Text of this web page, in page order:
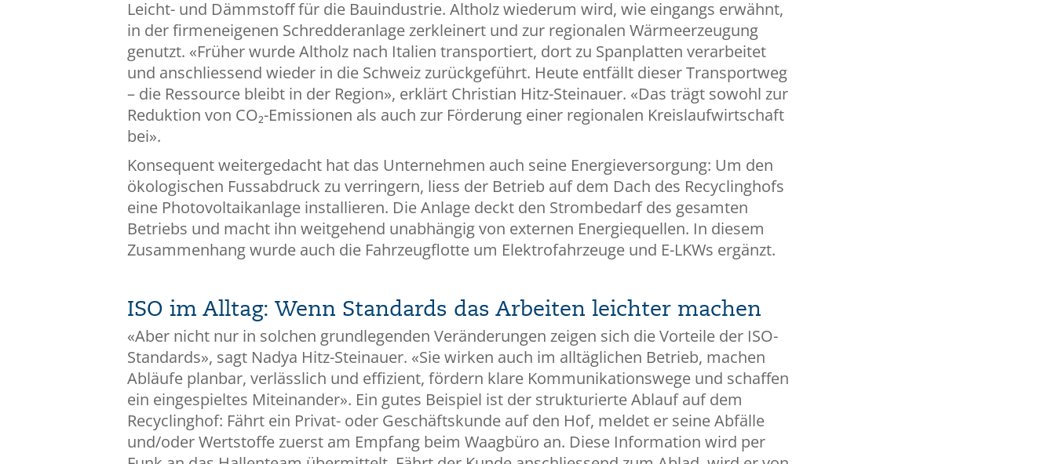
Leicht- und Dämmstoff für die Bauindustrie. Altholz wiederum wird, wie eingangs erwähnt,
in der firmeneigenen Schredderanlage zerkleinert und zur regionalen Wärmeerzeugung
genutzt. «Früher wurde Altholz nach Italien transportiert, dort zu Spanplatten verarbeitet
und anschliessend wieder in die Schweiz zurückgeführt. Heute entfällt dieser Transportweg
– die Ressource bleibt in der Region», erklärt Christian Hitz-Steinauer. «Das trägt sowohl zur
Reduktion von CO₂-Emissionen als auch zur Förderung einer regionalen Kreislaufwirtschaft
bei».
Konsequent weitergedacht hat das Unternehmen auch seine Energieversorgung: Um den
ökologischen Fussabdruck zu verringern, liess der Betrieb auf dem Dach des Recyclinghofs
eine Photovoltaikanlage installieren. Die Anlage deckt den Strombedarf des gesamten
Betriebs und macht ihn weitgehend unabhängig von externen Energiequellen. In diesem
Zusammenhang wurde auch die Fahrzeugflotte um Elektrofahrzeuge und E-LKWs ergänzt.
ISO im Alltag: Wenn Standards das Arbeiten leichter machen
«Aber nicht nur in solchen grundlegenden Veränderungen zeigen sich die Vorteile der ISO-
Standards», sagt Nadya Hitz-Steinauer. «Sie wirken auch im alltäglichen Betrieb, machen
Abläufe planbar, verlässlich und effizient, fördern klare Kommunikationswege und schaffen
ein eingespieltes Miteinander». Ein gutes Beispiel ist der strukturierte Ablauf auf dem
Recyclinghof: Fährt ein Privat- oder Geschäftskunde auf den Hof, meldet er seine Abfälle
und/oder Wertstoffe zuerst am Empfang beim Waagbüro an. Diese Information wird per